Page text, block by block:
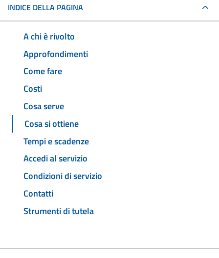
INDICE DELLA PAGINA
A chi è rivolto
Approfondimenti
Come fare
Costi
Cosa serve
Cosa si ottiene
Tempi e scadenze
Accedi al servizio
Condizioni di servizio
Contatti
Strumenti di tutela